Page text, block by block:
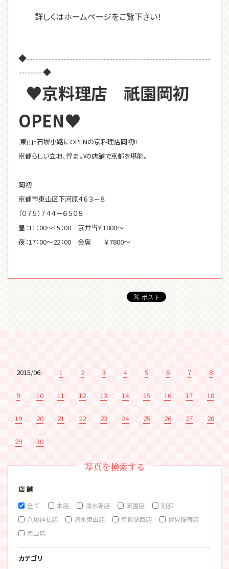
詳しくはホームページをご覧下さい！
◆------------------------------------------------------------
--------◆
♥京料理店 祇園岡初
OPEN♥
東山・石塀小路にOPENの京料理店岡初!!
京都らしい立地、佇まいの店舗で京都を堪能。
岡初
京都市東山区下河原４６３－８
（０７５）７４４－６５０８
昼：11：00～15：00 京弁当￥1800～
夜：17：00～22：00 会席 ￥7800～
2015/06: 1 2 3 4 5 6 7 8
9 10 11 12 13 14 15 16 17 18
19 20 21 22 23 24 25 26 27 28
29 30
写真を検索する
店 舗
全て 本店 清水寺店 祇園店
別邸
八坂神社店
清水東山店 京都駅西店
伏見稲荷店
嵐山店
カテゴリ